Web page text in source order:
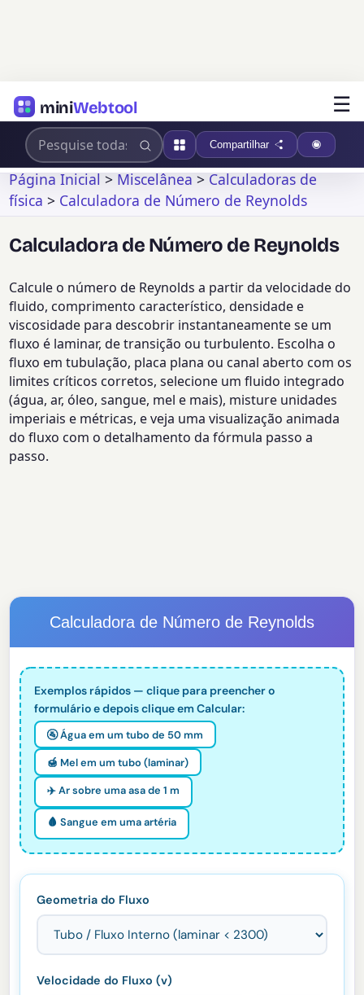
miniWebtool ☰
Compartilhar
Página Inicial>Miscelânea>Calculadoras de
física > Calculadora de Número de Reynolds
Calculadora de Número de Reynolds
Calcule o número de Reynolds a partir da velocidade do
fluido, comprimento característico, densidade e
viscosidade para descobrir instantaneamente se um
fluxo é laminar, de transição ou turbulento. Escolha o
fluxo em tubulação, placa plana ou canal aberto com os
limites críticos corretos, selecione um fluido integrado
(água, ar, óleo, sangue, mel e mais), misture unidades
imperiais e métricas, e veja uma visualização animada
do fluxo com o detalhamento da fórmula passo a
passo.
Calculadora de Número de Reynolds
Exemplos rápidos — clique para preencher o
formulário e depois clique em Calcular:
🚰 Água em um tubo de 50 mm
🍯 Mel em um tubo (laminar)
✈️ Ar sobre uma asa de 1 m
🩸 Sangue em uma artéria
Geometria do Fluxo
Velocidade do Fluxo (v)